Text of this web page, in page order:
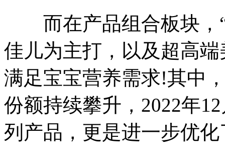
而在产品组合板块，“
佳儿为主打，以及超高
满足宝宝营养需求!其中
份额持续攀升，2022年
列产品，更是进一步优